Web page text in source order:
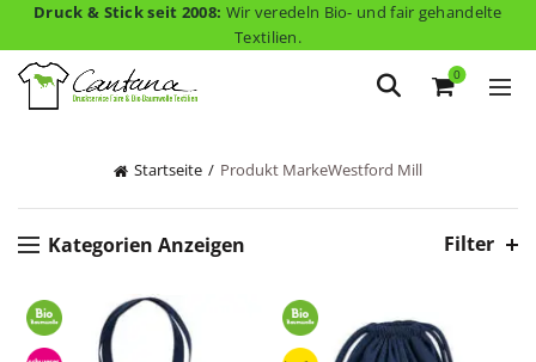
Druck & Stick seit 2008: Wir veredeln Bio- und fair gehandelte
Textilien.
0
Startseite Produkt MarkeWestford Mill
Kategorien Anzeigen Filter